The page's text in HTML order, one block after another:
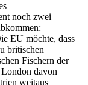
noch zwei
EU möchte, dass
britischen
Fischern der
davon
weitaus